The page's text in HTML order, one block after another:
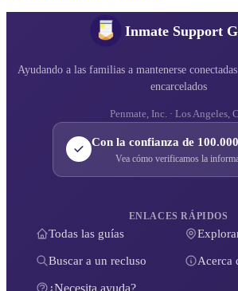
Inmate Support
Ayudando a las familias a mantenerse
encarcelados
Penmate, Inc. · Los Angeles,
Con la confianza de
Vea cómo verificamos la
ENLACES RÁPIDOS
Todas las guías
Buscar a un recluso Acerca
¿Necesita ayuda?